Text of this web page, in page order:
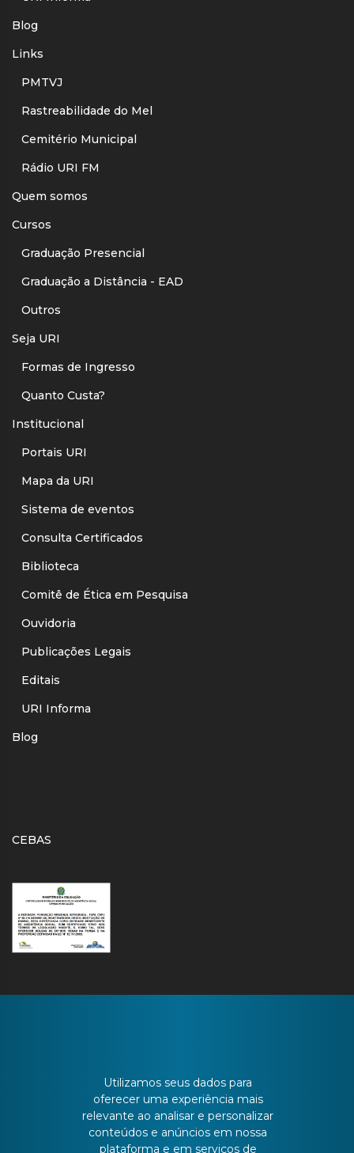
Blog
Links
PMTVJ
Rastreabilidade do Mel
Cemitério Municipal
Rádio URI FM
Quem somos
Cursos
Graduação Presencial
Graduação a Distância - EAD
Outros
Seja URI
Formas de Ingresso
Quanto Custa?
Institucional
Portais URI
Mapa da URI
Sistema de eventos
Consulta Certificados
Biblioteca
Comitê de Ética em Pesquisa
Ouvidoria
Publicações Legais
Editais
URI Informa
Blog
CEBAS
Batista Bonoto Sobrinho, 733
Utilizamos seus dados para
oferecer uma experiência mais
relevante ao analisar e personalizar
conteúdos e anúncios em nossa
plataforma e em serviços de